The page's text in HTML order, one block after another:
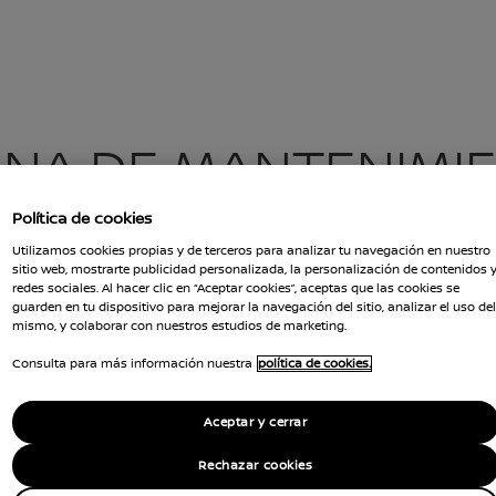
DE
el uso de los Servicios NissanConnect
(producidos hasta 2022), dejará de
de la plataforma actual, que no puede
de desarrollo en curso.
Política de cookies
Utilizamos cookies propias y de terceros para analizar tu navegación en nuestro
sitio web, mostrarte publicidad personalizada, la personalización de contenidos y
redes sociales. Al hacer clic en “Aceptar cookies”, aceptas que las cookies se
guarden en tu dispositivo para mejorar la navegación del sitio, analizar el uso del
mismo, y colaborar con nuestros estudios de marketing.
Consulta para más información nuestra política de cookies.
Rechazar cookies
Aceptar y cerrar